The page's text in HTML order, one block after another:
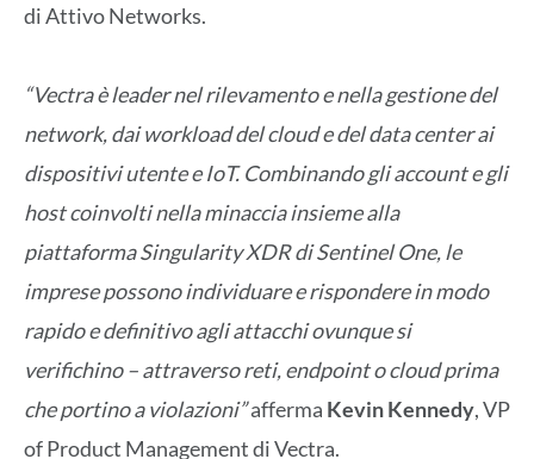
di Attivo Networks.
“Vectra è leader nel rilevamento e nella gestione del
network, dai workload del cloud e del data center ai
dispositivi utente e IoT. Combinando gli account e gli
host coinvolti nella minaccia insieme alla
piattaforma Singularity XDR di Sentinel One, le
imprese possono individuare e rispondere in modo
rapido e definitivo agli attacchi ovunque si
verifichino – attraverso reti, endpoint o cloud prima
che portino a violazioni”afferma Kevin Kennedy, VP
of Product Management di Vectra.